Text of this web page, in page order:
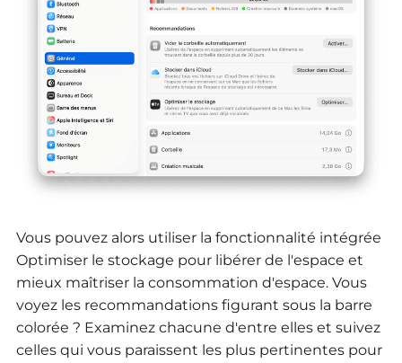
Vous pouvez alors utiliser la fonctionnalité intégrée
Optimiser le stockage pour libérer de l'espace et
mieux maîtriser la consommation d'espace. Vous
voyez les recommandations figurant sous la barre
colorée ? Examinez chacune d'entre elles et suivez
celles qui vous paraissent les plus pertinentes pour